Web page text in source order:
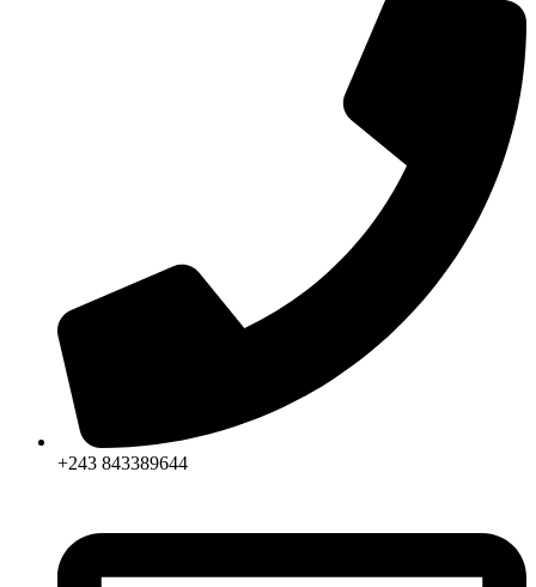
+243 843389644